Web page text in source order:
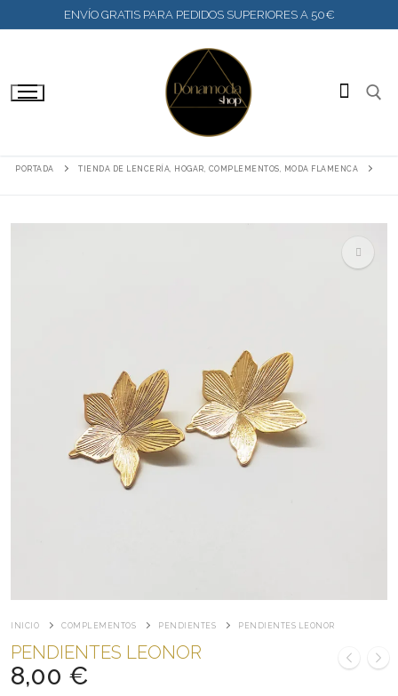
ENVÍO GRATIS PARA PEDIDOS SUPERIORES A 50€
PORTADA TIENDA DE LENCERÍA, HOGAR, COMPLEMENTOS, MODA FLAMENCA
INICIO COMPLEMENTOS PENDIENTES PENDIENTES LEONOR
PENDIENTES LEONOR
8,00 €